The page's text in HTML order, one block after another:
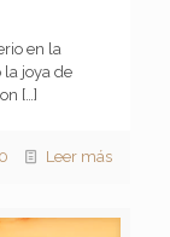
en la
la joya de
[…]
0 Leer más